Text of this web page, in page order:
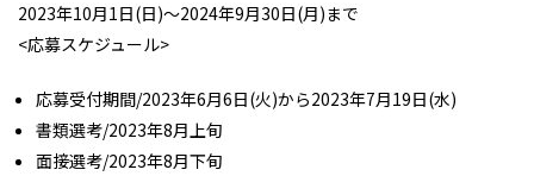
2023年10月1日(日)～2024年9月30日(月)まで
<応募スケジュール>
応募受付期間/2023年6月6日(火)から2023年7月19日(水)
書類選考/2023年8月上旬
面接選考/2023年8月下旬